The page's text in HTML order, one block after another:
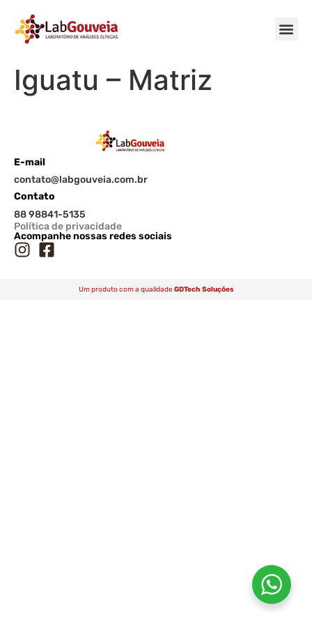
Iguatu – Matriz
E-mail
contato@labgouveia.com.br
Contato
88 98841-5135
Política de privacidade
Acompanhe nossas redes sociais
Um produto com a qualidade GDTech Soluções